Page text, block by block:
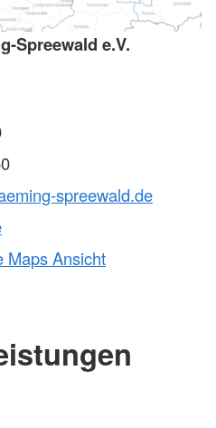
Spreewald e.V.
spreewald.de
Maps Ansicht